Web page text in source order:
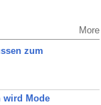
More
zum
wird Mode